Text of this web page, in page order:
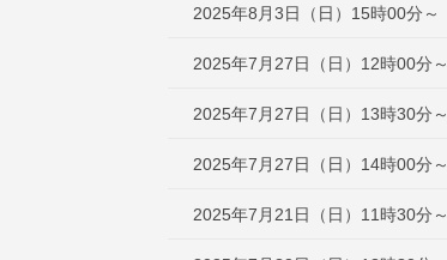
2025年8月3日（日）15時00分～
2025年7月27日（日）12時00分～
2025年7月27日（日）13時30分～
2025年7月27日（日）14時00分～
2025年7月21日（日）11時30分～